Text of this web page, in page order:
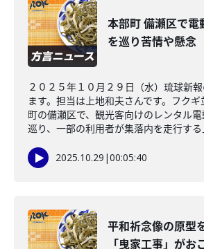
本部町 備瀬区で電
を巡り苦情や懸念
２０２５年１０月２９日（水）琉球新
ます。担当は上地和夫さんです。フク
町の備瀬区で、観光客向けのレンタル
巡り、一部の利用者が集落内を走行する
2025.10.29 |00:05:40
平和祈念像の原型
「曳家工事」が